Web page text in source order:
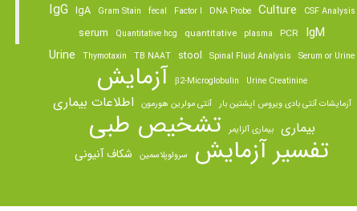
CSF Analysis
Culture
DNA Probe
Factor I
fecal
Gram Stain
IgA
IgG
IgM
PCR
plasma
quantitative
Quantitative hcg
serum
Serum or Urine
Spinal Fluid Analysis
stool
TB NAAT
Thymotaxin
Urine
Urine Creatinine
β2-Microglobulin آزمایش
آزمایشات آنتی بادی ویروس اپشتین بار آنتی مولرین هورمون اطلاعات بیماری
بیماری بیماری آلزایمر تشخیص طبی
تفسیر آزمایش سرولوپلاسمین شکاف آنیونی